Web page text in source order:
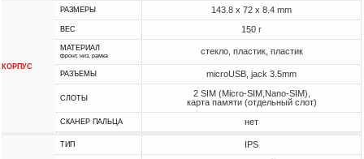
КОРПУС
РАЗМЕРЫ 143.8 x 72 x 8.4 mm
ВЕС 150 г
МАТЕРИАЛ
фронт, низ, рамка стекло, пластик, пластик
РАЗЪЕМЫ microUSB, jack 3.5mm
СЛОТЫ
2 SIM (Micro-SIM,Nano-SIM),
карта памяти (отдельный слот)
СКАНЕР ПАЛЬЦА нет
ТИП IPS